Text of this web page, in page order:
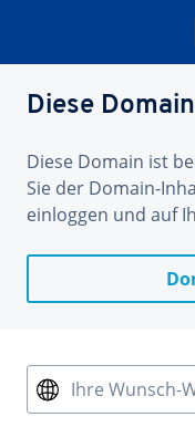
Diese
Diese Domain ist
Sie der Domain-
einloggen und auf
Ihre Wunsch-